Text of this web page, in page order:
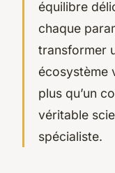
équilibre
chaque
transformer
écosystème
plus qu’un
véritable
spécialiste.